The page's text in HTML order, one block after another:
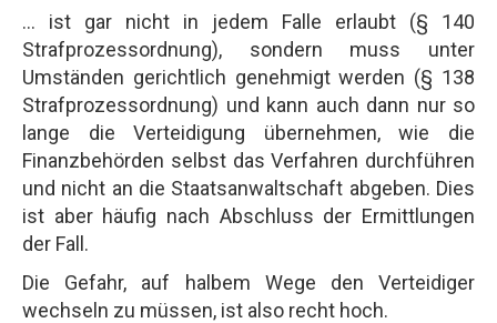
… ist gar nicht in jedem Falle erlaubt (§ 140
Strafprozessordnung), sondern muss unter
Umständen gerichtlich genehmigt werden (§ 138
Strafprozessordnung) und kann auch dann nur so
lange die Verteidigung übernehmen, wie die
Finanzbehörden selbst das Verfahren durchführen
und nicht an die Staatsanwaltschaft abgeben. Dies
ist aber häufig nach Abschluss der Ermittlungen
der Fall.
Die Gefahr, auf halbem Wege den Verteidiger
wechseln zu müssen, ist also recht hoch.